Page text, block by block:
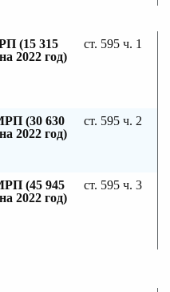
(15 315
2022 год)
ст. 595 ч. 1
(30 630
2022 год)
ст. 595 ч. 2
(45 945
2022 год)
ст. 595 ч. 3